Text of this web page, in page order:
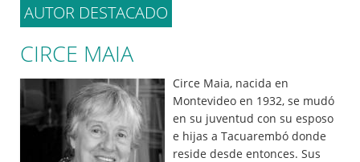
AUTOR DESTACADO
CIRCE MAIA
Circe Maia, nacida en
Montevideo en 1932, se mudó
en su juventud con su esposo
e hijas a Tacuarembó donde
reside desde entonces. Sus